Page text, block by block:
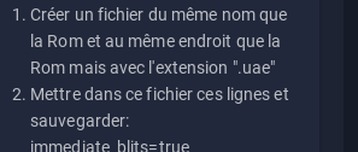
Créer un fichier du même nom que
la Rom et au même endroit que la
Rom mais avec l'extension ".uae"
Mettre dans ce fichier ces lignes et
sauvegarder:
immediate_blits=true